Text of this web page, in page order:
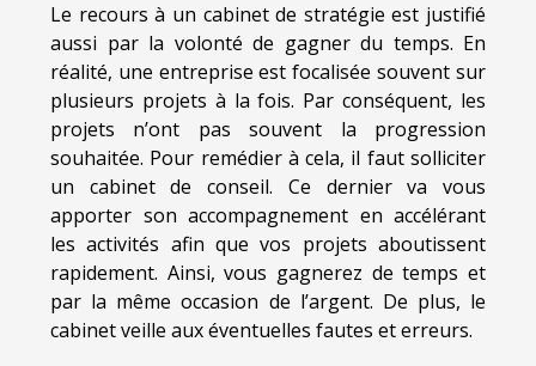
Le recours à un cabinet de stratégie est justifié
aussi par la volonté de gagner du temps. En
réalité, une entreprise est focalisée souvent sur
plusieurs projets à la fois. Par conséquent, les
projets n’ont pas souvent la progression
souhaitée. Pour remédier à cela, il faut solliciter
un cabinet de conseil. Ce dernier va vous
apporter son accompagnement en accélérant
les activités afin que vos projets aboutissent
rapidement. Ainsi, vous gagnerez de temps et
par la même occasion de l’argent. De plus, le
cabinet veille aux éventuelles fautes et erreurs.